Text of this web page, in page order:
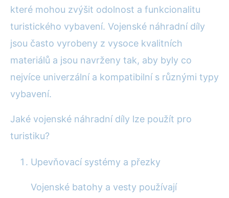
které mohou zvýšit odolnost a funkcionalitu
turistického vybavení. Vojenské náhradní díly
jsou často vyrobeny z vysoce kvalitních
materiálů a jsou navrženy tak, aby byly co
nejvíce univerzální a kompatibilní s různými typy
vybavení.
Jaké vojenské náhradní díly lze použít pro
turistiku?
Upevňovací systémy a přezky
Vojenské batohy a vesty používají